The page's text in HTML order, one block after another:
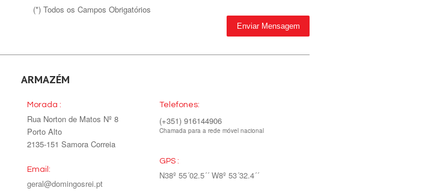
(*) Todos os Campos Obrigatórios
ARMAZÉM
Morada :
Rua Norton de Matos Nº 8
Porto Alto
2135-151 Samora Correia
Email:
geral@domingosrei.pt
Telefones:
(+351) 916144906
Chamada para a rede móvel nacional
GPS :
N38º 55´02.5´´ W8º 53´32.4´´